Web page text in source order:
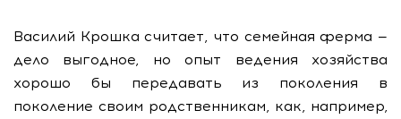
Василий Крошка считает, что семейная ферма —
дело выгодное, но опыт ведения хозяйства
хорошо бы передавать из поколения в
поколение своим родственникам, как, например,